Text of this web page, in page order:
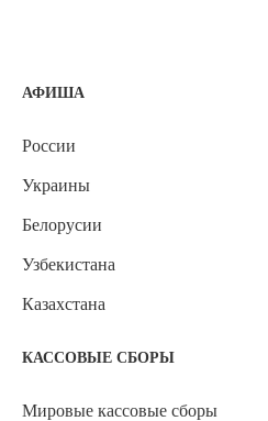
АФИША
России
Украины
Белорусии
Узбекистана
Казахстана
КАССОВЫЕ СБОРЫ
Мировые кассовые сборы